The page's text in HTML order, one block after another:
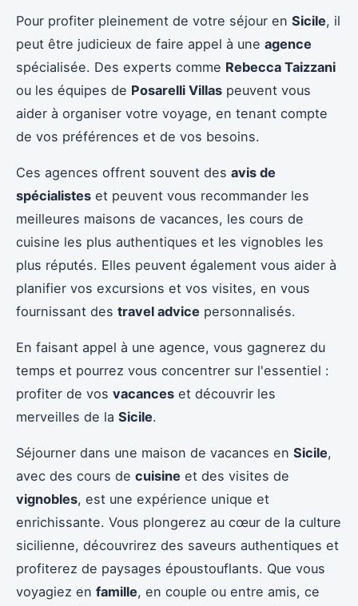
Pour profiter pleinement de votre séjour en Sicile, il
peut être judicieux de faire appel à une agence
spécialisée. Des experts comme Rebecca Taizzani
ou les équipes de Posarelli Villas peuvent vous
aider à organiser votre voyage, en tenant compte
de vos préférences et de vos besoins.
Ces agences offrent souvent des avis de
spécialistes et peuvent vous recommander les
meilleures maisons de vacances, les cours de
cuisine les plus authentiques et les vignobles les
plus réputés. Elles peuvent également vous aider à
planifier vos excursions et vos visites, en vous
fournissant des travel advice personnalisés.
En faisant appel à une agence, vous gagnerez du
temps et pourrez vous concentrer sur l'essentiel :
profiter de vos vacances et découvrir les
merveilles de la Sicile.
Séjourner dans une maison de vacances en Sicile,
avec des cours de cuisine et des visites de
vignobles, est une expérience unique et
enrichissante. Vous plongerez au cœur de la culture
sicilienne, découvrirez des saveurs authentiques et
profiterez de paysages époustouflants. Que vous
voyagiez en famille, en couple ou entre amis, ce